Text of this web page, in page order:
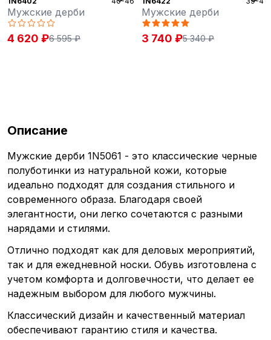
Мужские дерби
4 620 ₽6 595 ₽
Мужские дерби
3 740 ₽5 340 ₽
Описание
Мужские дерби 1N5061 - это классические черные
полуботинки из натуральной кожи, которые
идеально подходят для создания стильного и
современного образа. Благодаря своей
элегантности, они легко сочетаются с разными
нарядами и стилями.
Отлично подходят как для деловых мероприятий,
так и для ежедневной носки. Обувь изготовлена с
учетом комфорта и долговечности, что делает ее
надежным выбором для любого мужчины.
Классический дизайн и качественный материал
обеспечивают гарантию стиля и качества.